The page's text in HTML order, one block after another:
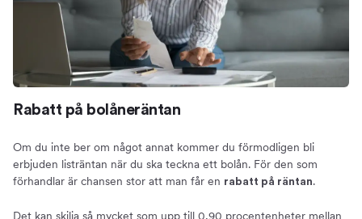
Rabatt på bolåneräntan
Om du inte ber om något annat kommer du förmodligen bli
erbjuden listräntan när du ska teckna ett bolån. För den som
förhandlar är chansen stor att man får en rabatt på räntan.
Det kan skilja så mycket som upp till 0,90 procentenheter mellan